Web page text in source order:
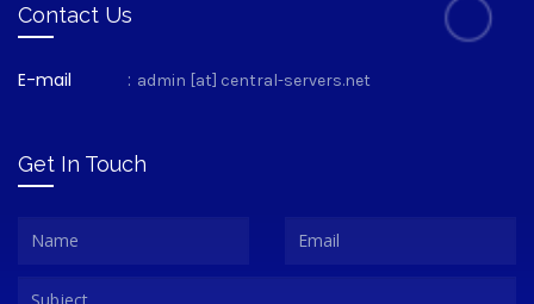
Contact Us
E-mail : admin [at] central-servers.net
Get In Touch